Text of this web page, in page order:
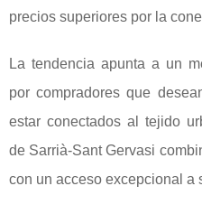
precios superiores por la
La tendencia apunta a un
por compradores que
estar conectados al tejido
de Sarrià-Sant Gervasi
con un acceso excepcional a